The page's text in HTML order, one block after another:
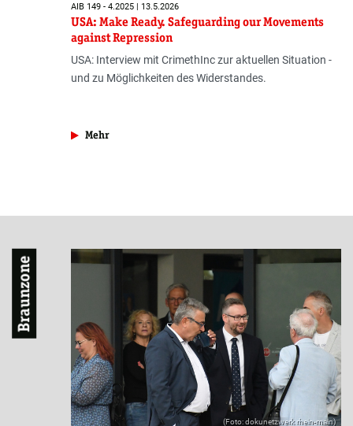
AIB 149 - 4.2025 | 13.5.2026
USA: Make Ready. Safeguarding our Movements
against Repression
USA: Interview mit CrimethInc zur aktuellen Situation -
und zu Möglichkeiten des Widerstandes.
Mehraus der Rubrik »Antifa«
Braunzone
(Foto: dokunetzwerk rhein-main)